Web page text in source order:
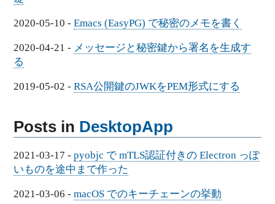
2020-05-10 -Emacs (EasyPG) で秘密のメモを書く
2020-04-21 - メッセージと秘密鍵から署名を生成す
る
2019-05-02 -RSA公開鍵のJWKをPEM形式にする
Posts in DesktopApp
2021-03-17 -pyobjc で mTLS認証付きの Electron っぽ
いものを途中まで作った
2021-03-06 -macOS でのキーチェーンの挙動